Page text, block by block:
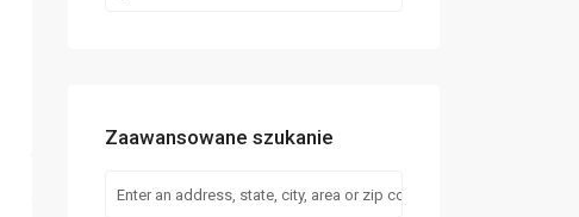
Zaawansowane szukanie